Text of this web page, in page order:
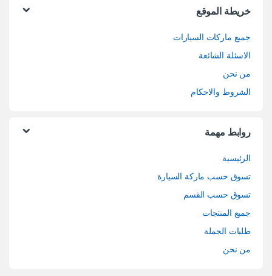
خريطة الموقع
جميع ماركات السيارات
الاسئلة الشائعة
من نحن
الشروط والاحكام
روابط مهمة
الرئيسية
تسوق حسب ماركة السيارة
تسوق حسب القسم
جميع المنتجات
طلبات الجملة
من نحن